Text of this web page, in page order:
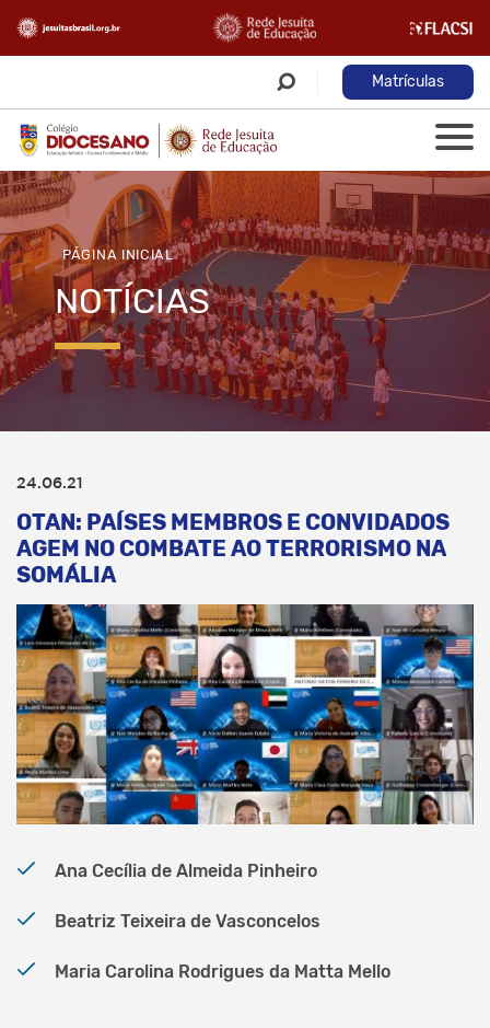
Matrículas
PÁGINA INICIAL
NOTÍCIAS
24.06.21
OTAN: PAÍSES MEMBROS E CONVIDADOS
AGEM NO COMBATE AO TERRORISMO NA
SOMÁLIA
Ana Cecília de Almeida Pinheiro
Beatriz Teixeira de Vasconcelos
Maria Carolina Rodrigues da Matta Mello